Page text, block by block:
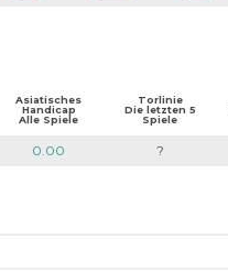
Asiatisches
Handicap
Alle Spiele
Torlinie
Die letzten 5
Spiele
0.00 ?